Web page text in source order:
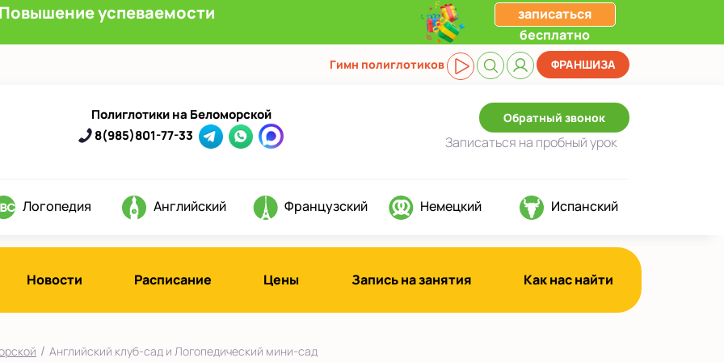
Повышение успеваемости
записаться
бесплатно
Гимн полиглотиков ФРАНШИЗА
Полиглотики на Беломорской
8(985)801-77-33
Обратный звонок
Записаться на пробный урок
Логопедия Английский Французский Немецкий Испанский
Новости Расписание Цены Запись на занятия Как нас найти
/ Английский клуб-сад и Логопедический мини-сад